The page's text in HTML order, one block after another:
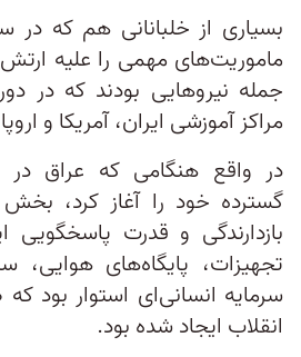
بسیاری از خلبانانی هم که
ماموریت‌های مهمی را علیه ارتش
جمله نیروهایی بودند که در
مراکز آموزشی ایران، آمریکا و
گسترده خود را آغاز کرد،
بازدارندگی و قدرت پاسخگویی
تجهیزات، پایگاه‌های هوایی،
سرمایه انسانی‌ای استوار بود
انقلاب ایجاد شده بود.